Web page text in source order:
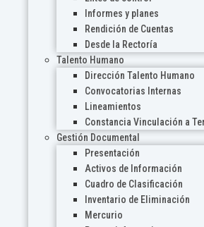
Informes y planes
Rendición de Cuentas
Desde la Rectoría
Talento Humano
Dirección Talento Humano
Convocatorias Internas
Lineamientos
Constancia Vinculación a
Gestión Documental
Presentación
Activos de Información
Cuadro de Clasificación
Inventario de Eliminación
Mercurio